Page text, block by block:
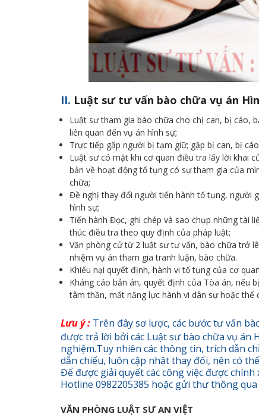
II. Luật sư tư vấn bào chữa vụ án
Luật sư tham gia bào chữa cho chị can, bị cáo,
liên quan đến vụ án hình sự;
Trực tiếp gặp người bị tạm giữ; gặp bị can, bị
Luật sư có mặt khi cơ quan điều tra lấy lời khai
bản về hoạt động tố tụng có sự tham gia của
chữa;
Đề nghị thay đổi người tiến hành tố tụng, người
hình sự;
Tiến hành Đọc, ghi chép và sao chụp những tài
thúc điều tra theo quy định của pháp luật;
Văn phòng cử từ 2 luật sư tư vấn, bào chữa trở
nhiệm vụ án tham gia tranh luận, bào chữa.
Khiếu nại quyết định, hành vi tố tụng của cơ
Kháng cáo bản án, quyết định của Tòa án, nếu
tâm thần, mất năng lực hành vi dân sự hoặc
Lưu ý : Trên đây sơ lược, các bước tư vấn
được trả lời bởi các Luật sư bào chữa vụ
nghiệm.Tuy nhiên các thông tin, trích dẫn
dẫn chiếu, luôn cập nhật thay đổi, nên có
Để được giải quyết các công việc được
Hotline 0982205385 hoặc gửi thư thông qua
VĂN PHÒNG LUẬT SƯ AN VIỆT